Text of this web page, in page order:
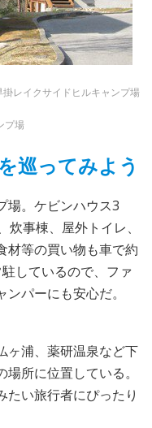
掛レイクサイドヒルキャンプ場
プ場
巡ってみよう
場。ケビンハウス3
事棟、屋外トイレ、
材等の買い物も車で約
しているので、ファ
パーにも安心だ。
ヶ浦、薬研温泉など下
所に位置している。
たい旅行者にぴったり